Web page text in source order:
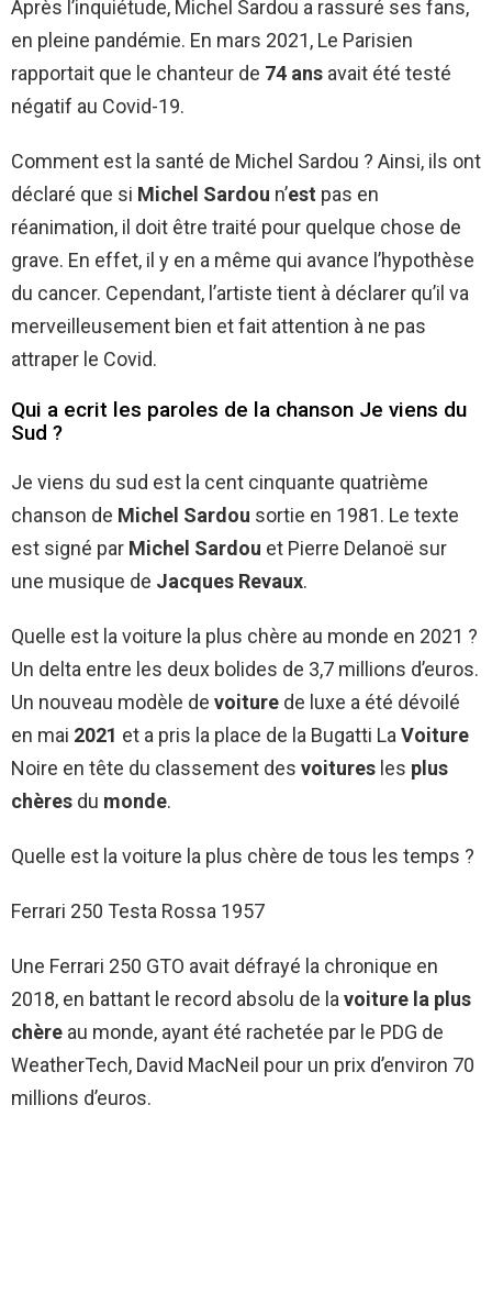
Après l’inquiétude, Michel Sardou a rassuré ses fans,
en pleine pandémie. En mars 2021, Le Parisien
rapportait que le chanteur de 74 ans avait été testé
négatif au Covid-19.
Comment est la santé de Michel Sardou ? Ainsi, ils ont
déclaré que si Michel Sardou n’est pas en
réanimation, il doit être traité pour quelque chose de
grave. En effet, il y en a même qui avance l’hypothèse
du cancer. Cependant, l’artiste tient à déclarer qu’il va
merveilleusement bien et fait attention à ne pas
attraper le Covid.
Qui a ecrit les paroles de la chanson Je viens du
Sud ?
Je viens du sud est la cent cinquante quatrième
chanson de Michel Sardou sortie en 1981. Le texte
est signé par Michel Sardou et Pierre Delanoë sur
une musique de Jacques Revaux.
Quelle est la voiture la plus chère au monde en 2021 ?
Un delta entre les deux bolides de 3,7 millions d’euros.
Un nouveau modèle de voiture de luxe a été dévoilé
en mai 2021 et a pris la place de la Bugatti La Voiture
Noire en tête du classement des voitures les plus
chères du monde.
Quelle est la voiture la plus chère de tous les temps ?
Ferrari 250 Testa Rossa 1957
Une Ferrari 250 GTO avait défrayé la chronique en
2018, en battant le record absolu de la voiture la plus
chère au monde, ayant été rachetée par le PDG de
WeatherTech, David MacNeil pour un prix d’environ 70
millions d’euros.